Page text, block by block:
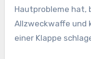
Hautprobleme hat,
Allzweckwaffe und
einer Klappe